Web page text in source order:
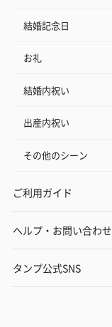
結婚記念日
お礼
結婚内祝い
出産内祝い
その他のシーン
ご利用ガイド
ヘルプ・お問い合わせ
タンプ公式SNS